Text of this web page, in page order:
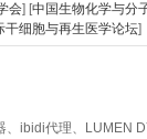
会] [中国生物化学与分
干细胞与再生医学论坛]
ibidi代理、LUMEN